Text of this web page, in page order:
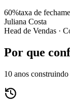
60%taxa de
Juliana Costa
Head de Vendas ·
Por que
10 anos